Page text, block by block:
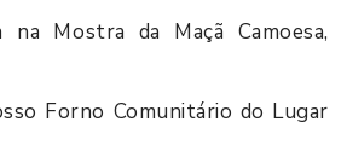
na Mostra da Maçã Camoesa,
Forno Comunitário do Lugar